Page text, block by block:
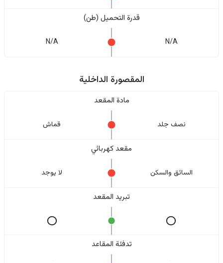
قدرة التحميل (طن)
N/A
N/A
المقصورة الداخلية
مادة المقعد
نصف جلد قماش
مقعد كهربائي
السائق والسکن لا یوجد
تبريد المقعد
تدفئة المقاعد